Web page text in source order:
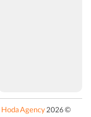
© 2026
Hoda Agency